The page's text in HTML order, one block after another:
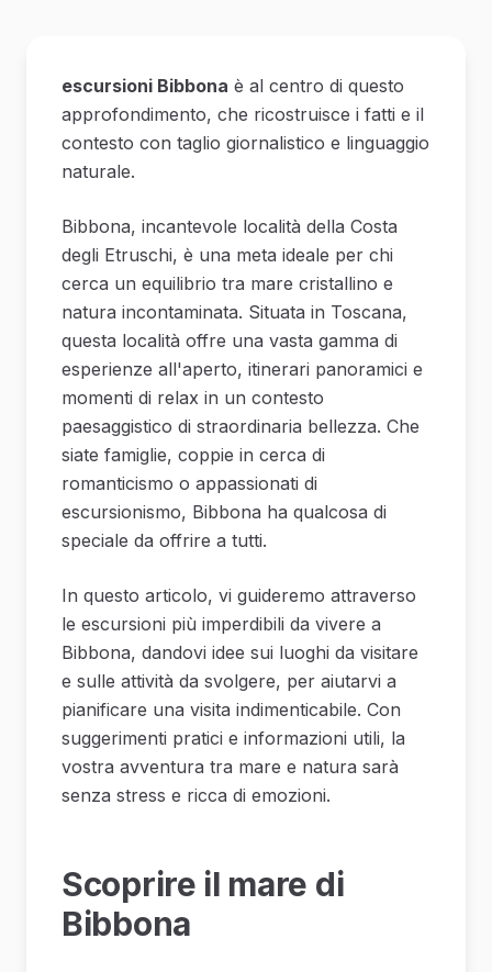
escursioni Bibbona è al centro di questo
approfondimento, che ricostruisce i fatti e il
contesto con taglio giornalistico e linguaggio
naturale.
Bibbona, incantevole località della Costa
degli Etruschi, è una meta ideale per chi
cerca un equilibrio tra mare cristallino e
natura incontaminata. Situata in Toscana,
questa località offre una vasta gamma di
esperienze all'aperto, itinerari panoramici e
momenti di relax in un contesto
paesaggistico di straordinaria bellezza. Che
siate famiglie, coppie in cerca di
romanticismo o appassionati di
escursionismo, Bibbona ha qualcosa di
speciale da offrire a tutti.
In questo articolo, vi guideremo attraverso
le escursioni più imperdibili da vivere a
Bibbona, dandovi idee sui luoghi da visitare
e sulle attività da svolgere, per aiutarvi a
pianificare una visita indimenticabile. Con
suggerimenti pratici e informazioni utili, la
vostra avventura tra mare e natura sarà
senza stress e ricca di emozioni.
Scoprire il mare di
Bibbona